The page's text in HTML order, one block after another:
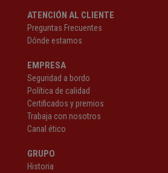
ATENCIÓN AL CLIENTE
Preguntas Frecuentes
Dónde estamos
EMPRESA
Seguridad a bordo
Política de calidad
Certificados y premios
Trabaja con nosotros
Canal ético
GRUPO
Historia